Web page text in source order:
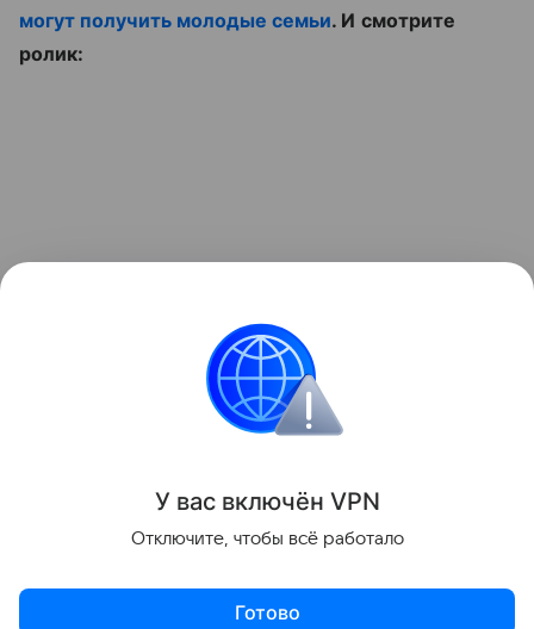
могут получить молодые семьи. И смотрите
ролик:
Все о бюджете семьи с детьми
Поделиться
У вас включён VPN
Отключите, чтобы всё работало
Готово